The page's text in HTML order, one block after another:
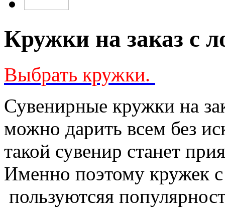
Кружки на заказ с
Выбрать кружки.
Сувенирные кружки на
можно дарить всем без
такой сувенир станет
Именно поэтому кружек
пользуютсяя